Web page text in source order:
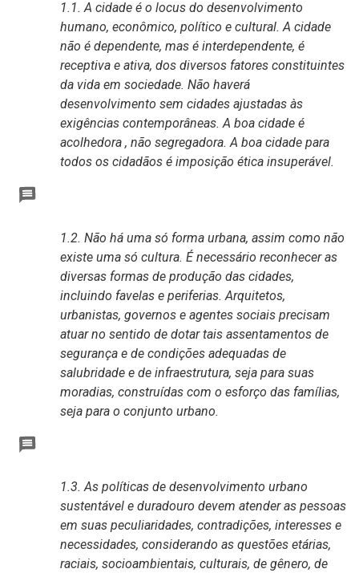
1.1. A cidade é o locus do desenvolvimento
humano, econômico, político e cultural. A cidade
não é dependente, mas é interdependente, é
receptiva e ativa, dos diversos fatores constituintes
da vida em sociedade. Não haverá
desenvolvimento sem cidades ajustadas às
exigências contemporâneas. A boa cidade é
acolhedora , não segregadora. A boa cidade para
todos os cidadãos é imposição ética insuperável.
1.2. Não há uma só forma urbana, assim como não
existe uma só cultura. É necessário reconhecer as
diversas formas de produção das cidades,
incluindo favelas e periferias. Arquitetos,
urbanistas, governos e agentes sociais precisam
atuar no sentido de dotar tais assentamentos de
segurança e de condições adequadas de
salubridade e de infraestrutura, seja para suas
moradias, construídas com o esforço das famílias,
seja para o conjunto urbano.
1.3. As políticas de desenvolvimento urbano
sustentável e duradouro devem atender as pessoas
em suas peculiaridades, contradições, interesses e
necessidades, considerando as questões etárias,
raciais, socioambientais, culturais, de gênero, de